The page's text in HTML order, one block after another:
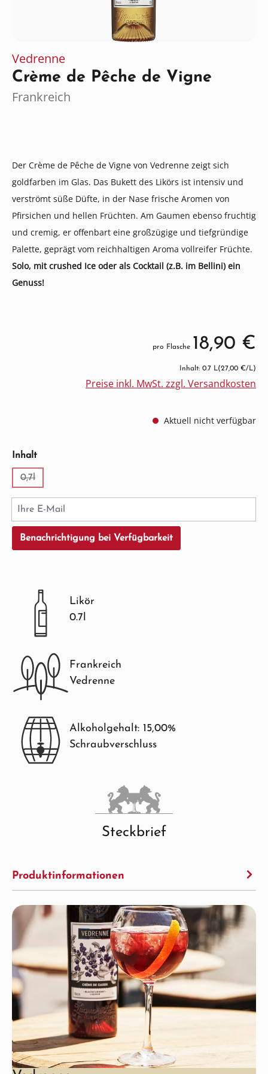
Vedrenne
Crème de Pêche de Vigne
Frankreich
Der Crème de Pêche de Vigne von Vedrenne zeigt sich
goldfarben im Glas. Das Bukett des Likörs ist intensiv und
verströmt süße Düfte, in der Nase frische Aromen von
Pfirsichen und hellen Früchten. Am Gaumen ebenso fruchtig
und cremig, er offenbart eine großzügige und tiefgründige
Palette, geprägt vom reichhaltigen Aroma vollreifer Früchte.
Solo, mit crushed Ice oder als Cocktail (z.B. im Bellini) ein
Genuss!
pro Flasche 18,90 €
Inhalt: 0.7 L(27,00 €/L)
Preise inkl. MwSt. zzgl. Versandkosten
Aktuell nicht verfügbar
Inhaltauswählen
0,7l
(Diese Option ist zurzeit nicht verfügbar.)
Ihre E-Mail
Benachrichtigung bei Verfügbarkeit
Likör
0.7l
Frankreich
Vedrenne
Alkoholgehalt: 15,00%
Schraubverschluss
Steckbrief
Produktinformationen